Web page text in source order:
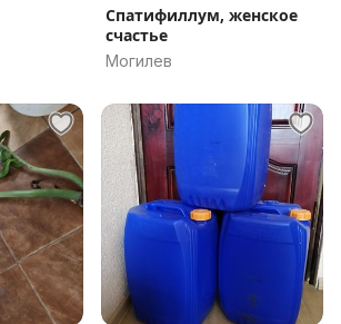
Спатифиллум, женское
счастье
Могилев